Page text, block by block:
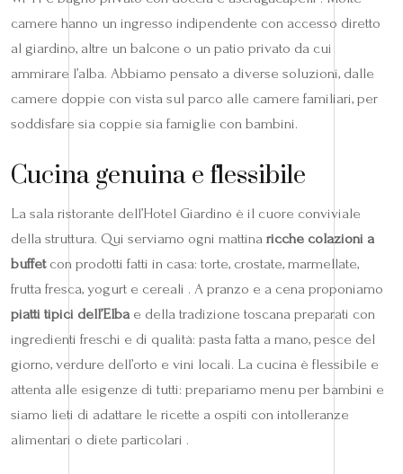
camere hanno un ingresso indipendente con accesso diretto
al giardino, altre un balcone o un patio privato da cui
ammirare l’alba. Abbiamo pensato a diverse soluzioni, dalle
camere doppie con vista sul parco alle camere familiari, per
soddisfare sia coppie sia famiglie con bambini.
Cucina genuina e flessibile
La sala ristorante dell’Hotel Giardino è il cuore conviviale
della struttura. Qui serviamo ogni mattina ricche colazioni a
buffetcon prodotti fatti in casa: torte, crostate, marmellate,
frutta fresca, yogurt e cereali . A pranzo e a cena proponiamo
piatti tipici dell’Elbae della tradizione toscana preparati con
ingredienti freschi e di qualità: pasta fatta a mano, pesce del
giorno, verdure dell’orto e vini locali. La cucina è flessibile e
attenta alle esigenze di tutti: prepariamo menu per bambini e
siamo lieti di adattare le ricette a ospiti con intolleranze
alimentari o diete particolari .